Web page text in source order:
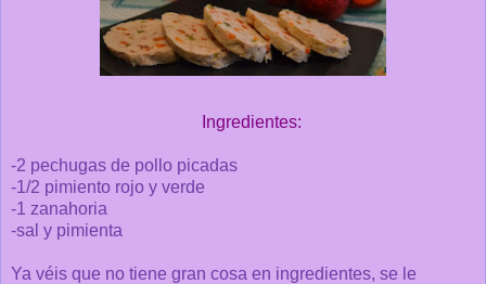
Ingredientes:
-2 pechugas de pollo picadas
-1/2 pimiento rojo y verde
-1 zanahoria
-sal y pimienta
Ya véis que no tiene gran cosa en ingredientes, se le